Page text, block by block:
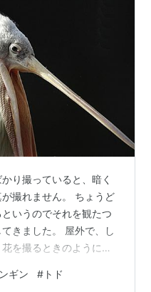
り撮っていると、暗く
撮れません。 ちょうど
いうのでそれを観たつ
きました。 屋外で、し
を撮るときのようにじ
て存在証明して見せてく
ギン # トド